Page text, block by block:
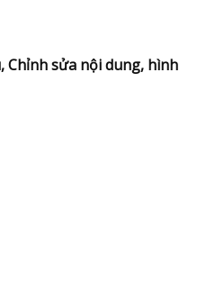
Chỉnh sửa nội dung, hình